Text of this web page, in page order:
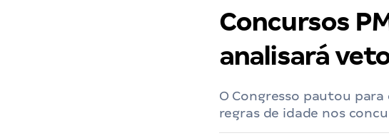
Concursos
analisará
O Congresso pautou
regras de idade nos